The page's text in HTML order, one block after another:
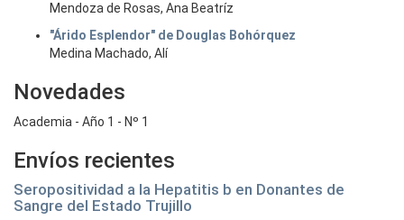
Mendoza de Rosas, Ana Beatríz
"Árido Esplendor" de Douglas Bohórquez
Medina Machado, Alí
Novedades
Academia - Año 1 - Nº 1
Envíos recientes
Seropositividad a la Hepatitis b en Donantes de
Sangre del Estado Trujillo